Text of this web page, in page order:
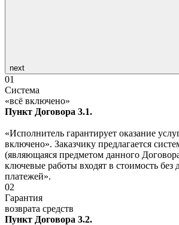
next
01
Система
«всё включено»
Пункт Договора 3.1.
«Исполнитель гарантирует оказание
включено». Заказчику предлагается
(являющаяся предметом данного
ключевые работы входят в стоимость без
платежей».
02
Гарантия
возврата средств
Пункт Договора 3.2.